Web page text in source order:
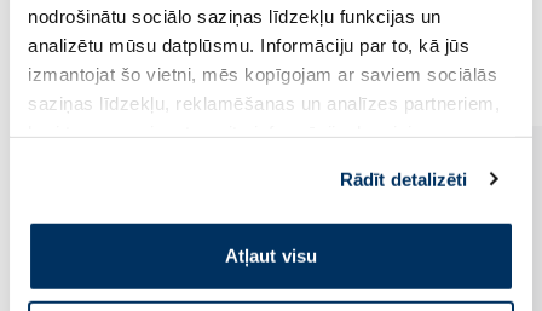
nodrošinātu sociālo saziņas līdzekļu funkcijas un
analizētu mūsu datplūsmu. Informāciju par to, kā jūs
izmantojat šo vietni, mēs kopīgojam ar saviem sociālās
saziņas līdzekļu, reklamēšanas un analīzes partneriem,
pakalpojumus. Ja piekrītat šo papildu sīkdatņu
izmantošanai, lūdzu, atzīmējiet savu izvēli:
Rādīt detalizēti
Atļaut visu
Populārākie kategorijā